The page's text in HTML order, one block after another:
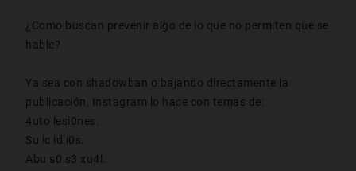
¿Como buscan prevenir algo de lo que no permiten que se
hable?
Ya sea con shadowban o bajando directamente la
publicación, Instagram lo hace con temas de:
4uto lesi0nes.
Su ic id i0s.
Abu s0 s3 xu4l.